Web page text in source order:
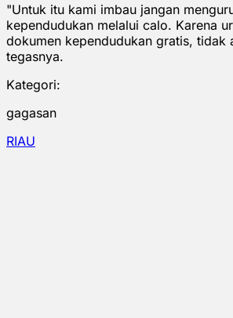
"Untuk itu kami imbau jangan
kependudukan melalui calo. Karena
dokumen kependudukan gratis, tidak
tegasnya.
Kategori:
gagasan
RIAU